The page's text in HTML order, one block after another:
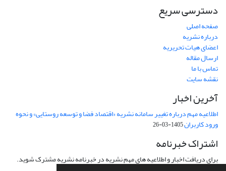
دسترسی سریع
صفحه اصلی
درباره نشریه
اعضای هیات تحریریه
ارسال مقاله
تماس با ما
نقشه سایت
آخرین اخبار
اطلاعیه مهم درباره تغییر سامانه نشریه «اقتصاد فضا و توسعه روستایی» و نحوه
ورود کاربران1405-03-26
اشتراک خبرنامه
برای دریافت اخبار و اطلاعیه های مهم نشریه در خبرنامه نشریه مشترک شوید.